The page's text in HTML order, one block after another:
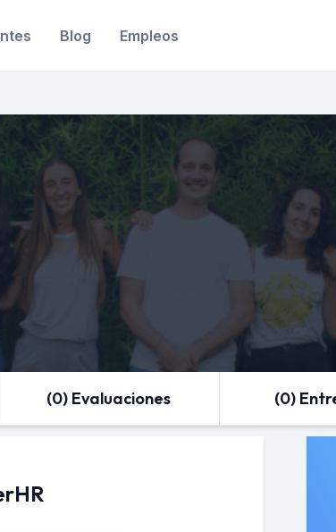
Blog Empleos
(0) Evaluaciones (0)